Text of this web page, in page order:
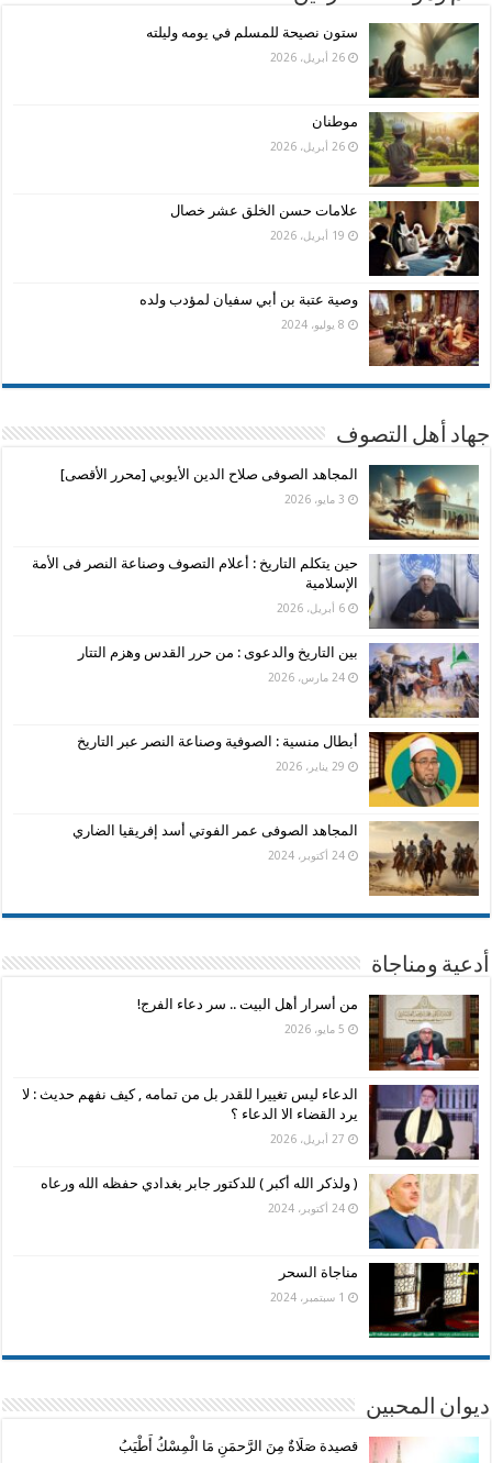
ستون نصيحة للمسلم في يومه وليلته
26 أبريل، 2026
موطنان
26 أبريل، 2026
علامات حسن الخلق عشر خصال
19 أبريل، 2026
وصية عتبة بن أبي سفيان لمؤدب ولده
8 يوليو، 2024
جهاد أهل التصوف
المجاهد الصوفى صلاح الدين الأيوبي [محرر الأقصى]
3 مايو، 2026
حين يتكلم التاريخ : أعلام التصوف وصناعة النصر فى الأمة
الإسلامية
6 أبريل، 2026
بين التاريخ والدعوى : من حرر القدس وهزم التتار
24 مارس، 2026
أبطال منسية : الصوفية وصناعة النصر عبر التاريخ
29 يناير، 2026
المجاهد الصوفى عمر الفوتي أسد إفريقيا الضاري
24 أكتوبر، 2024
أدعية ومناجاة
من أسرار أهل البيت .. سر دعاء الفرج!
5 مايو، 2026
الدعاء ليس تغييرا للقدر بل من تمامه , كيف نفهم حديث : لا
يرد القضاء الا الدعاء ؟
27 أبريل، 2026
( ولذكر الله أكبر ) للدكتور جابر بغدادي حفظه الله ورعاه
24 أكتوبر، 2024
مناجاة السحر
1 سبتمبر، 2024
ديوان المحبين
قصيدة صَلَاةٌ مِنَ الرَّحمَنِ مَا الْمِسْكُ أَطْيَبُ